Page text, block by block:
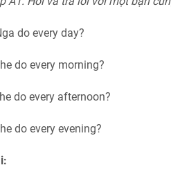
do every day?
do every morning?
do every afternoon?
do every evening?